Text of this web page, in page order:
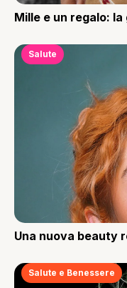
Mille e un regalo:
Salute
Una nuova beauty
Salute e Benessere